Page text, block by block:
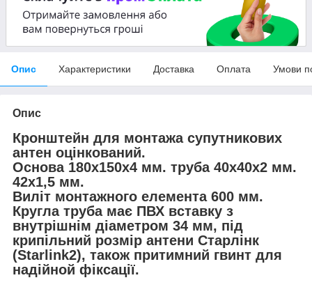
Опис Характеристики Доставка Оплата Умови
Опис
Кронштейн для монтажа супутникових
антен оцінкований.
Основа 180х150х4 мм. труба 40х40х2 мм.
42х1,5 мм.
Виліт монтажного елемента 600 мм.
Кругла труба має ПВХ вставку з
внутрішнім діаметром 34 мм, під
крипільний розмір антени Старлінк
(Starlink2), також притимний гвинт для
надійной фіксації.